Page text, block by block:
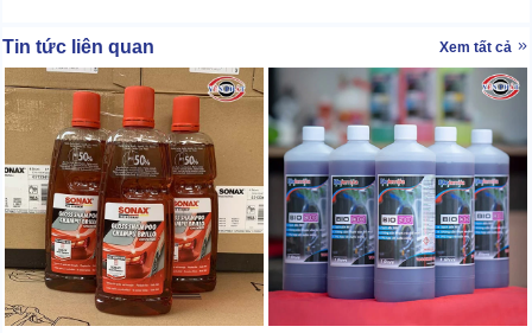
Tin tức liên quan Xem tất cả